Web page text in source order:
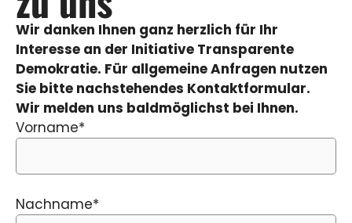
Wir danken Ihnen ganz herzlich für Ihr
Interesse an der Initiative Transparente
Demokratie. Für allgemeine Anfragen nutzen
Sie bitte nachstehendes Kontaktformular.
Wir melden uns baldmöglichst bei Ihnen.
Vorname*
Nachname*